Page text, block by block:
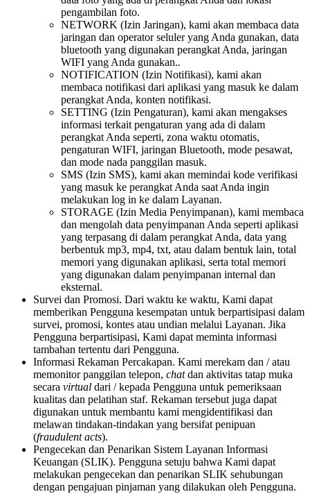
pengambilan foto.
NETWORK (Izin Jaringan), kami akan membaca data
jaringan dan operator seluler yang Anda gunakan, data
bluetooth yang digunakan perangkat Anda, jaringan
WIFI yang Anda gunakan..
NOTIFICATION (Izin Notifikasi), kami akan
membaca notifikasi dari aplikasi yang masuk ke dalam
perangkat Anda, konten notifikasi.
SETTING (Izin Pengaturan), kami akan mengakses
informasi terkait pengaturan yang ada di dalam
perangkat Anda seperti, zona waktu otomatis,
pengaturan WIFI, jaringan Bluetooth, mode pesawat,
dan mode nada panggilan masuk.
SMS (Izin SMS), kami akan memindai kode verifikasi
yang masuk ke perangkat Anda saat Anda ingin
melakukan log in ke dalam Layanan.
STORAGE (Izin Media Penyimpanan), kami membaca
dan mengolah data penyimpanan Anda seperti aplikasi
yang terpasang di dalam perangkat Anda, data yang
berbentuk mp3, mp4, txt, atau dalam bentuk lain, total
memori yang digunakan aplikasi, serta total memori
yang digunakan dalam penyimpanan internal dan
eksternal.
Survei dan Promosi. Dari waktu ke waktu, Kami dapat
memberikan Pengguna kesempatan untuk berpartisipasi dalam
survei, promosi, kontes atau undian melalui Layanan. Jika
Pengguna berpartisipasi, Kami dapat meminta informasi
tambahan tertentu dari Pengguna.
Informasi Rekaman Percakapan. Kami merekam dan / atau
memonitor panggilan telepon, chatdan aktivitas tatap muka
secara virtual dari / kepada Pengguna untuk pemeriksaan
kualitas dan pelatihan staf. Rekaman tersebut juga dapat
digunakan untuk membantu kami mengidentifikasi dan
melawan tindakan-tindakan yang bersifat penipuan
(fraudulent acts).
Pengecekan dan Penarikan Sistem Layanan Informasi
Keuangan (SLIK). Pengguna setuju bahwa Kami dapat
melakukan pengecekan dan penarikan SLIK sehubungan
dengan pengajuan pinjaman yang dilakukan oleh Pengguna.